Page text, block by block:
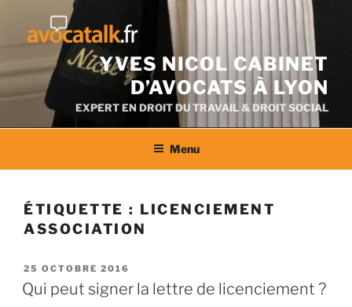
contenu
YVES NICOL CABINET
D’AVOCATS À LYON
EXPERT EN DROIT DU TRAVAIL & DROIT SOCIAL
Menu
ÉTIQUETTE : LICENCIEMENT
ASSOCIATION
PUBLIÉ
LE
25 OCTOBRE 2016
Qui peut signer la lettre de licenciement ?